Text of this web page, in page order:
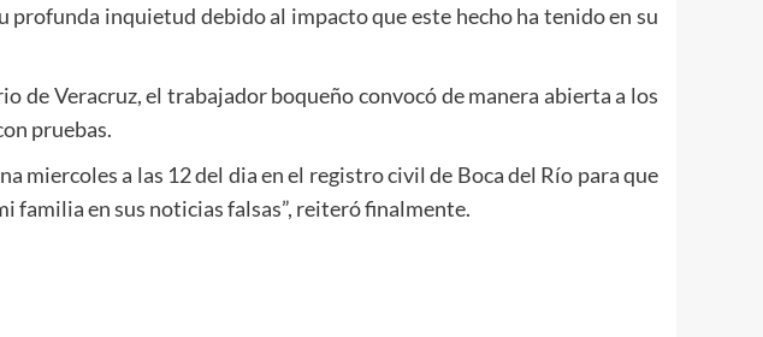
profunda inquietud debido al impacto que este hecho ha tenido en su
de Veracruz, el trabajador boqueño convocó de manera abierta a los
pruebas.
miercoles a las 12 del dia en el registro civil de Boca del Río para que
familia en sus noticias falsas”, reiteró finalmente.